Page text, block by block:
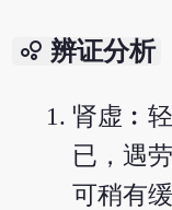
bubble_chart 辨证分析
肾虚︰
已，遇
可稍有